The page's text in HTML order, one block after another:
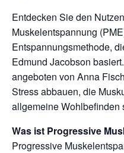
Entdecken Sie den
Muskelentspannung
Entspannungsmethode,
Edmund Jacobson
angeboten von Anna
Stress abbauen, die
allgemeine Wohlbefinden
Was ist Progressive
Progressive